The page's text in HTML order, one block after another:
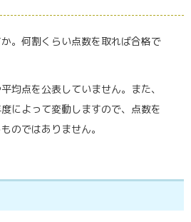
。何割くらい点数を取れば合格で
均点を公表していません。また、
によって変動しますので、点数を
のではありません。